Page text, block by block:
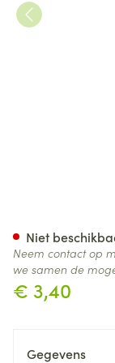
€ 3,40
Niet
Neem contact op
we samen de
Gegevens